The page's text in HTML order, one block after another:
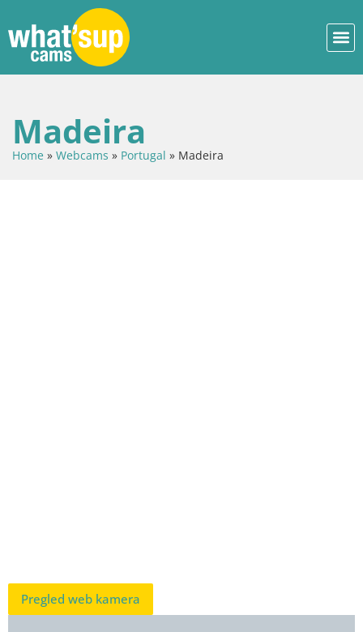
Madeira
Home » Webcams » Portugal » Madeira
Pregled web kamera